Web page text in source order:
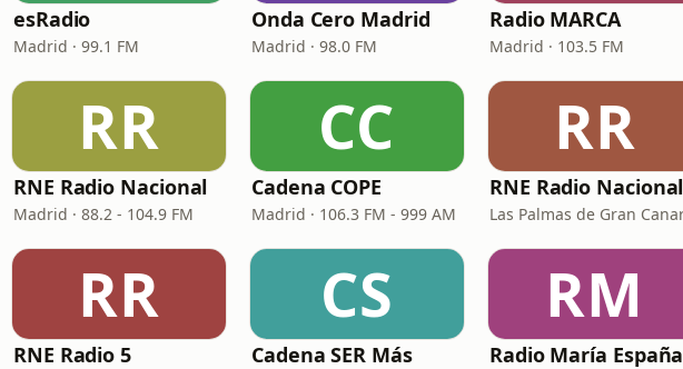
esRadio
Madrid · 99.1 FM
Onda Cero Madrid
Madrid · 98.0 FM
Radio MARCA
Madrid · 103.5 FM
RR
RNE Radio Nacional
Madrid · 88.2 - 104.9 FM
CC
Cadena COPE
Madrid · 106.3 FM - 999 AM
RR
RR
RNE Radio 5
CS
Cadena SER Más
RM
Radio María España